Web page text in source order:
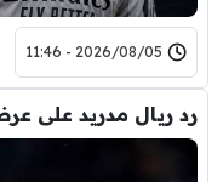
2026/08/05 - 11:46
رد ريال مدريد على